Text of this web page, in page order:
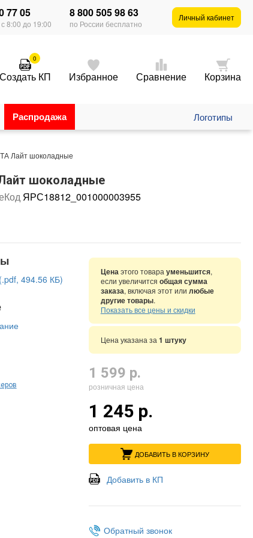
77 05
8:00 до 19:00
8 800 505 98 63
по России бесплатно
Личный кабинет
0
Создать КП Избранное Сравнение Корзина
Распродажа Логотипы
Лайт шоколадные
шоколадные
Код ЯРС18812_001000003955
494.56 КБ)
Ценаэтого товара уменьшится,
если увеличится общая сумма
заказа, включая этот или любые
другие товары.
Показать все цены и скидки
Цена указана за 1 штуку
1 599 р.
розничная цена
1 245 р.
оптовая цена
ДОБАВИТЬ В КОРЗИНУ
Добавить в КП
Обратный звонок